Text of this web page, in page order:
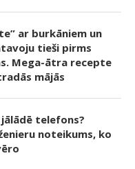
ar burkāniem un
tieši pirms
Mega-ātra recepte
mājās
telefons?
noteikums, ko